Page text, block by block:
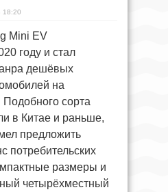
18:20
Mini EV
году и стал
дешёвых
на
Подобного сорта
в Китае и раньше,
предложить
потребительских
размеры и
четырёхместный